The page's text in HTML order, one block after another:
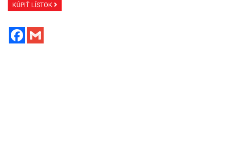
KÚPIŤ LÍSTOK
Facebook